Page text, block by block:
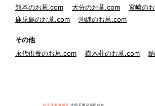
熊本のお墓.com
大分のお墓.com
宮崎の
鹿児島のお墓.com
沖縄のお墓.com
その他
永代供養のお墓.com
樹木葬のお墓.com